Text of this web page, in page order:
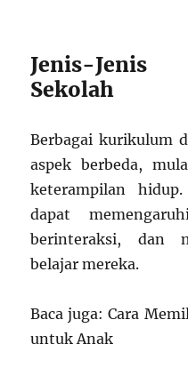
Jenis-
Sekolah
Berbagai kurikulum
aspek berbeda,
keterampilan
dapat
berinteraksi, dan
belajar mereka.
Baca juga: Cara
untuk Anak